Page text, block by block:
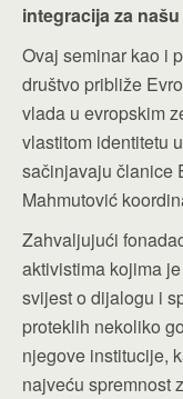
integracija za
Ovaj seminar kao i
društvo približe
vlada u evropskim
vlastitom identitetu
sačinjavaju članice
Mahmutović
Zahvaljujući
aktivistima kojima
svijest o dijalogu i
proteklih nekoliko
njegove institucije,
najveću spremnost